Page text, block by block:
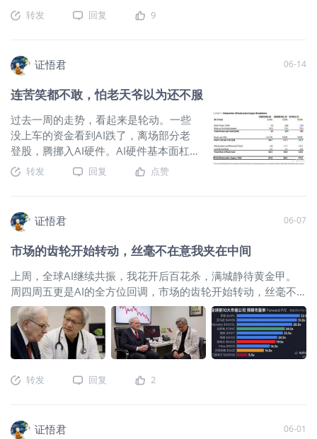
转发 回复 9
证悟君 06-14
连苦笑都不敢，怕老天爷以为还不服
过去一周的走势，看起来是轮动。一些
没上车的资金看到AI跌了，离场部分老
登股，腾挪入AI硬件。AI硬件基本面杠
杠滴，就是拥挤度太高，放大了市场对
意外的反应程度。说人话，就是都想来
了燃料舱。上周有3000亿韩元股票被强
平，创造了韩股历史。而港股这里，5月
份外资净流出，南向资金也净流出，这
事好多年未见了。外资最关注的两点是
红筹架构与跨境限流。 上周看各方评
论，总结一句是屁股决定脑袋。没上车
的/踏空的大谈泡沫不可持续，也有说大
行限制押注海力士，三星，台积电，要
踩踏了；在车上的强调“要在有鱼的地方
钓鱼。AI硬件是水深鱼肥大，港股是水
你一脸唾沫。” 突然想起，去年市场聊得
呢？目前纳斯达克动态估值24倍，
转发 回复 点赞
证悟君 06-07
市场的齿轮开始转动，丝毫不在意我夹在中间
上周，全球AI继续共振，我花开后百花杀，满城静待黄金甲。
周四周五更是AI的全方位回调，市场的齿轮开始转动，丝毫不
在意我夹在中间。 A股这里，工业富联市值一度超越茅台，又
迅速回落；日股软银市值也一度超越丰田，又迅速回落；孙正
义时隔十多年后重回亚洲首富...三天，又下来了；美股，周四
$iShares费城交易所半导体ETF(SOXX)$大跌说是博通业绩带下
理由。市场的规律是，涨多了，涨快了，就总会回调，只是时
的，大摩预计标普500全年能有23%的盈利增速。横向对比下，
转发 回复 2
证悟君 06-01